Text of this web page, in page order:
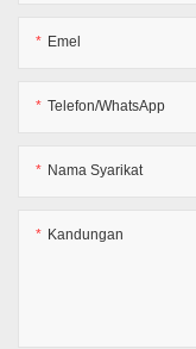
Emel
Telefon/WhatsApp
Nama Syarikat
Kandungan